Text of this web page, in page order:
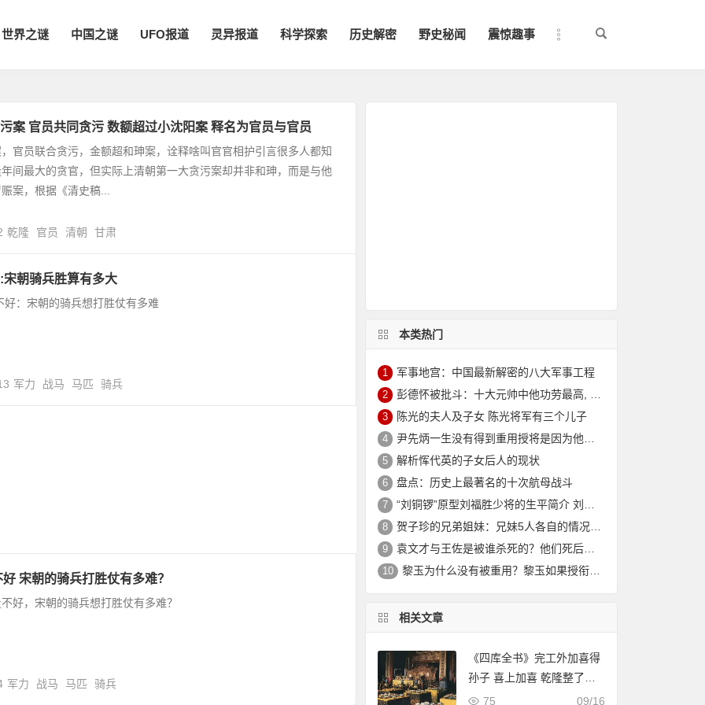
世界之谜 中国之谜 UFO报道 灵异报道 科学探索 历史解密 野史秘闻 震惊趣事
案 官员共同贪污 数额超过小沈阳案 释名为官员与官员
官员联合贪污，金额超和珅案，诠释啥叫官官相护引言很多人都知
间最大的贪官，但实际上清朝第一大贪污案却并非和珅，而是与他
案，根据《清史稿...
乾隆 官员 清朝 甘肃
朝骑兵胜算有多大
好：宋朝的骑兵想打胜仗有多难
军力 战马 马匹 骑兵
宋朝的骑兵打胜仗有多难？
好，宋朝的骑兵想打胜仗有多难？
军力 战马 马匹 骑兵
本类热门
1 军事地宫：中国最新解密的八大军事工程
2 彭德怀被批斗：十大元帅中他功劳最高, 却被批斗最惨8年囚禁生活
3 陈光的夫人及子女 陈光将军有三个儿子
4 尹先炳一生没有得到重用授将是因为他个人方面有生活作风问题？
5 解析恽代英的子女后人的现状
6 盘点：历史上最著名的十次航母战斗
7 “刘铜锣”原型刘福胜少将的生平简介 刘福胜的老婆是谁？
8 贺子珍的兄弟姐妹：兄妹5人各自的情况介绍
9 袁文才与王佐是被谁杀死的？他们死后其后代情况如何？
10 黎玉为什么没有被重用？黎玉如果授衔会是什么军衔？
相关文章
《四库全书》完工外加喜得
孙子 喜上加喜 乾隆整了史
上人最大的“千叟宴”
09/16
75